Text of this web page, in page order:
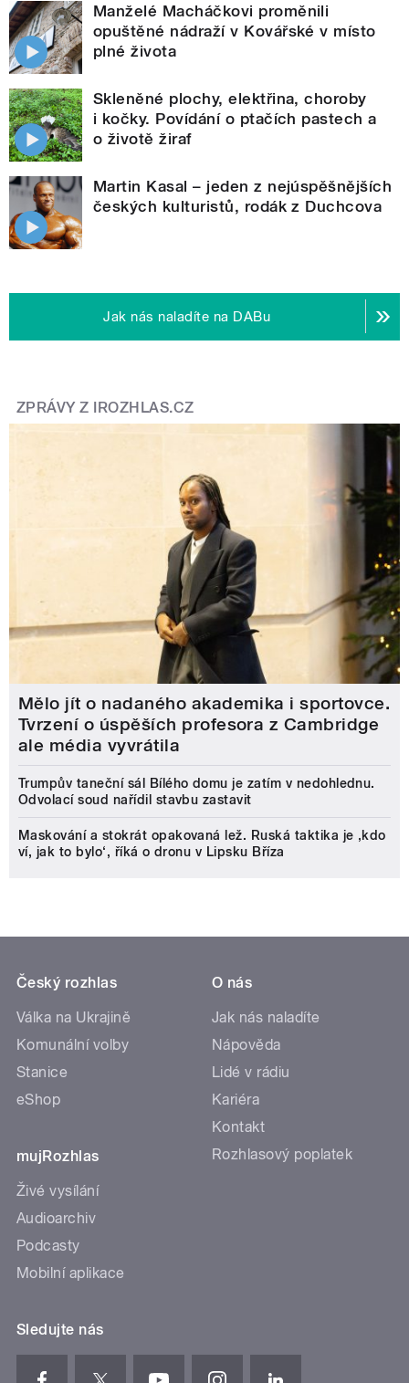
Manželé Macháčkovi proměnili
opuštěné nádraží v Kovářské v místo
plné života
Skleněné plochy, elektřina, choroby
i kočky. Povídání o ptačích pastech a
o životě žiraf
Martin Kasal – jeden z nejúspěšnějších
českých kulturistů, rodák z Duchcova
Jak nás naladíte na DABu
ZPRÁVY Z IROZHLAS.CZ
Mělo jít o nadaného akademika i sportovce.
Tvrzení o úspěších profesora z Cambridge
ale média vyvrátila
Trumpův taneční sál Bílého domu je zatím v nedohlednu.
Odvolací soud nařídil stavbu zastavit
Maskování a stokrát opakovaná lež. Ruská taktika je ‚kdo
ví, jak to bylo‘, říká o dronu v Lipsku Bříza
Český rozhlas
Válka na Ukrajině
Komunální volby
Stanice
eShop
mujRozhlas
Živé vysílání
Audioarchiv
Podcasty
Mobilní aplikace
O nás
Jak nás naladíte
Nápověda
Lidé v rádiu
Kariéra
Kontakt
Rozhlasový poplatek
Sledujte nás